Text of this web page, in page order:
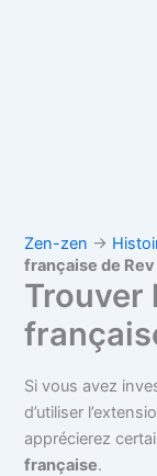
Zen-zen →
française de
Trouver
Si vous avez
d’utiliser
apprécierez
française.